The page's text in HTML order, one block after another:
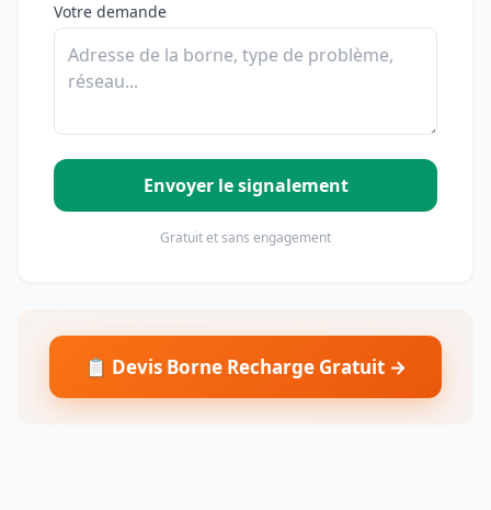
Votre demande
Envoyer le signalement
Gratuit et sans engagement
📋 Devis Borne Recharge Gratuit →